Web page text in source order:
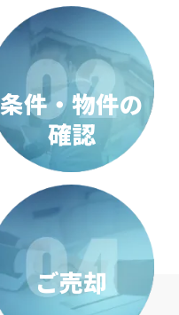
条件・物件の
確認
ご売却